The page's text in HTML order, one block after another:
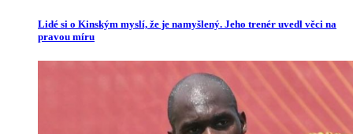
Lidé si o Kinským myslí, že je namyšlený. Jeho trenér uvedl věci na
pravou míru